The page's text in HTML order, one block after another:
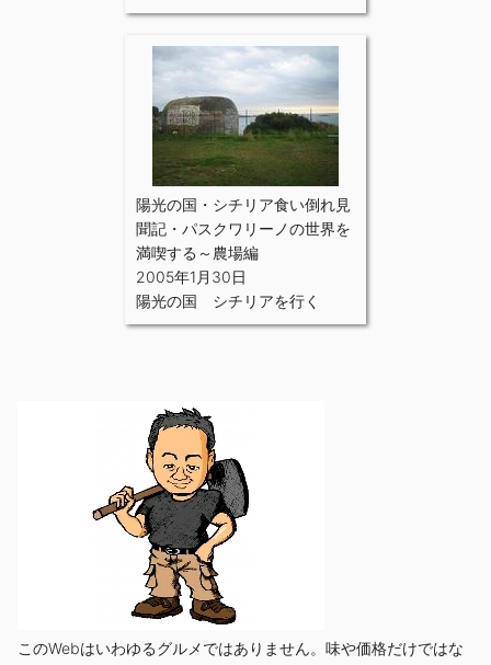
陽光の国・シチリア食い倒れ見
聞記・パスクワリーノの世界を
満喫する～農場編
2005年1月30日
陽光の国 シチリアを行く
このWebはいわゆるグルメではありません。味や価格だけではな